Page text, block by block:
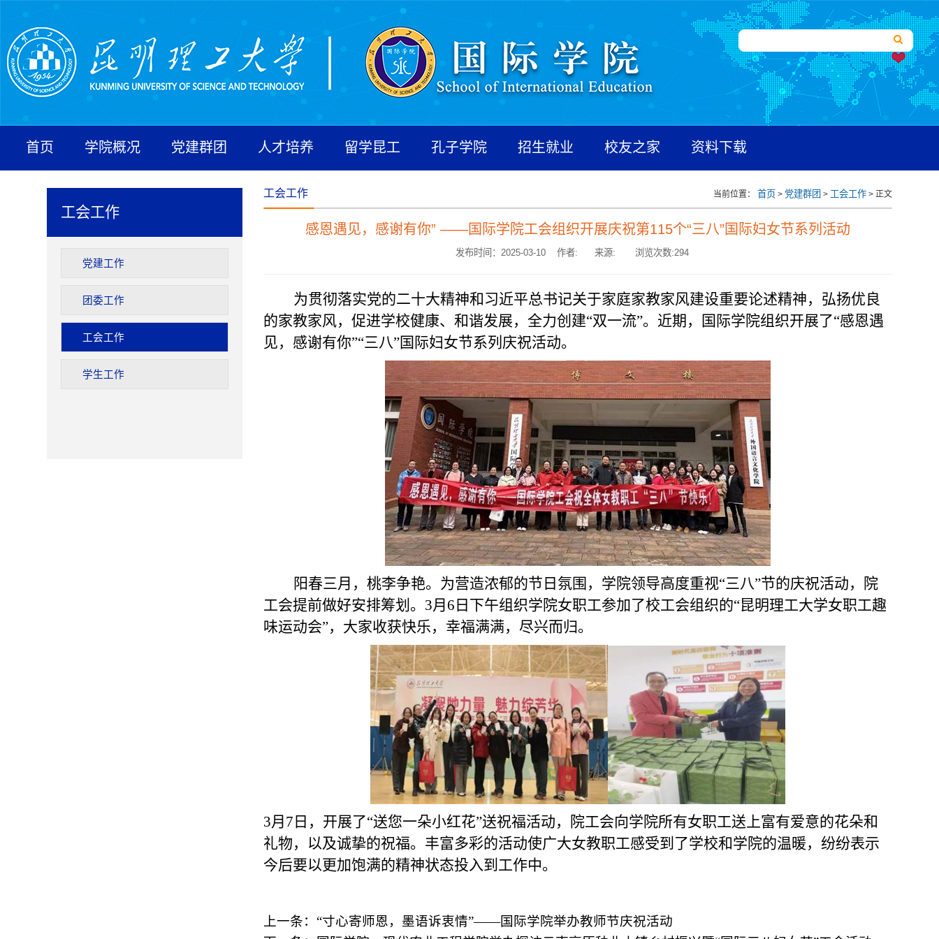
首页 学院概况 党建群团 人才培养 留学昆工 孔子学院 招生就业 校友之家 资料下载
工会工作
党建工作
团委工作
工会工作
学生工作
工会工作 当前位置： 首页 > 党建群团 > 工会工作 > 正文
感恩遇见，感谢有你” ——国际学院工会组织开展庆祝第115个“三八”国际妇女节系列活动
发布时间：2025-03-10 作者: 来源: 浏览次数:294
为贯彻落实党的二十大精神和习近平总书记关于家庭家教家风建设重要论述精神，弘扬优良
的家教家风，促进学校健康、和谐发展，全力创建“双一流”。近期，国际学院组织开展了“感恩遇
见，感谢有你”“三八”国际妇女节系列庆祝活动。
阳春三月，桃李争艳。为营造浓郁的节日氛围，学院领导高度重视“三八”节的庆祝活动，院
工会提前做好安排筹划。 3月 6 日下午组织学院女职工参加了校工会组织的“昆明理工大学女职工趣
味运动会”，大家收获快乐，幸福满满，尽兴而归。
3月 7 日，开展了“送您一朵小红花”送祝福活动，院工会向学院所有女职工送上富有爱意的花朵和
礼物，以及诚挚的祝福。丰富多彩的活动使广大女教职工感受到了学校和学院的温暖，纷纷表示
今后要以更加饱满的精神状态投入到工作中。
上一条： “寸心寄师恩，墨语诉衷情”——国际学院举办教师节庆祝活动